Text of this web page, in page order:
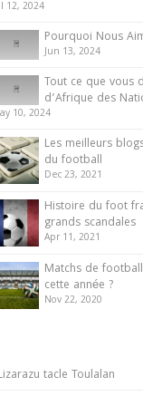
12, 2024
Pourquoi Nous
Jun 13, 2024
Tout ce que vous
d’Afrique des
10, 2024
Les meilleurs
du football
Dec 23, 2021
Histoire du foot
grands scandales
Apr 11, 2021
Matchs de
cette année ?
Nov 22, 2020
tacle Toulalan